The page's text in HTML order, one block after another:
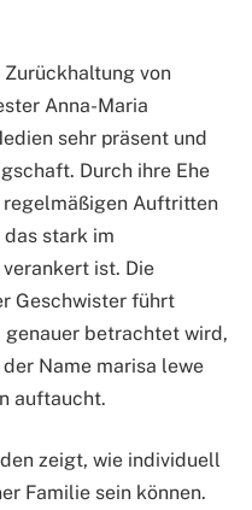
von
Anna-Maria
sehr präsent und
Durch ihre Ehe
regelmäßigen Auftritten
stark im
ist. Die
Geschwister führt
genauer betrachtet wird,
Name marisa lewe
auftaucht.
zeigt, wie individuell
Familie sein können.